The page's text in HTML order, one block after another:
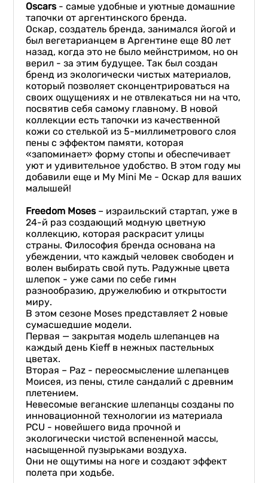
Oscars- самые удобные и уютные домашние
тапочки от аргентинского бренда.
Оскар, создатель бренда, занимался йогой и
был вегетарианцем в Аргентине еще 80 лет
назад, когда это не было мейнстримом, но он
верил - за этим будущее. Так был создан
бренд из экологически чистых материалов,
который позволяет сконцентрироваться на
своих ощущениях и не отвлекаться ни на что,
посвятив себя самому главному. В новой
коллекции есть тапочки из качественной
кожи со стелькой из 5-миллиметрового слоя
пены с эффектом памяти, которая
«запоминает» форму стопы и обеспечивает
уют и удивительное удобство. В этом году мы
добавили еще и My Mini Me - Оскар для ваших
малышей!
Freedom Moses– израильский стартап, уже в
24-й раз создающий модную цветную
коллекцию, которая раскрасит улицы
страны. Философия бренда основана на
убеждении, что каждый человек свободен и
волен выбирать свой путь. Радужные цвета
шлепок - уже сами по себе гимн
разнообразию, дружелюбию и открытости
миру.
В этом сезоне Moses представляет 2 новые
сумасшедшие модели.
Первая — закрытая модель шлепанцев на
каждый день Kieff ​​в нежных пастельных
цветах.
Вторая – Paz - переосмысление шлепанцев
Моисея, из пены, стиле сандалий с древним
плетением.
Невесомые веганские шлепанцы созданы по
инновационной технологии из материала
PCU - новейшего вида прочной и
экологически чистой вспененной массы,
насыщенной пузырьками воздуха.
Они не ощутимы на ноге и создают эффект
полета при ходьбе.